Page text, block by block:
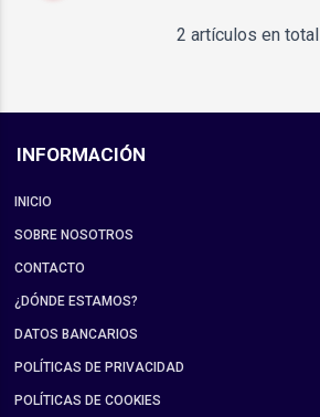
2 artículos en total
INFORMACIÓN
INICIO
SOBRE NOSOTROS
CONTACTO
¿DÓNDE ESTAMOS?
DATOS BANCARIOS
POLÍTICAS DE PRIVACIDAD
POLÍTICAS DE COOKIES